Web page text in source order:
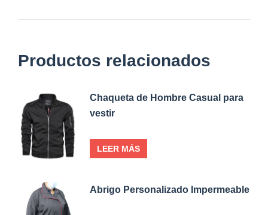
Productos relacionados
Chaqueta de Hombre Casual para
vestir
LEER MÁS
Abrigo Personalizado Impermeable